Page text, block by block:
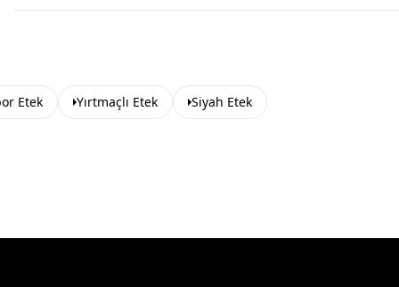
Etek Yırtmaçlı Etek Siyah Etek